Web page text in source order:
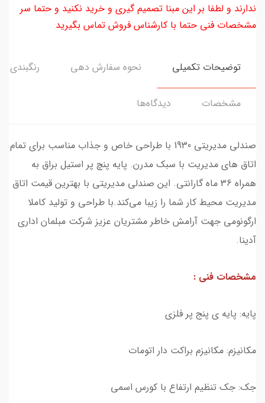
ندارند و لطفا بر این مبنا تصمیم گیری و خرید نکنید و حتما سر
مشخصات فنی حتما با کارشناس فروش تماس بگیرید
توضیحات تکمیلی نحوه سفارش دهی رنگبندی
مشخصات دیدگاه‌ها
صندلی مدیریتی 1930 با طراحی خاص و جذاب مناسب برای تمام
اتاق های مدیریت با سبک مدرن. پایه پنچ پر استیل براق به
همراه 36 ماه گارانتی. این صندلی مدیریتی با بهترین قیمت اتاق
مدیریت محیط کار شما را زیبا می‌کند.با طراحی و تولید کاملا
ارگونومی جهت آرامش خاطر مشتریان عزیز شرکت مبلمان اداری
آدینا.
مشخصات فنی :
پایه: پایه ی پنج پر فلزی
مکانیزم: مکانیزم براکت دار اتومات
جک: جک تنظیم ارتفاع با کورس اسمی